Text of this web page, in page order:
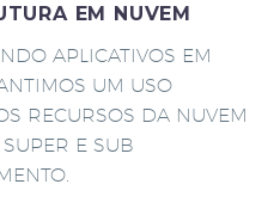
EM NUVEM
APLICATIVOS EM
UM USO
RECURSOS DA NUVEM
E SUB